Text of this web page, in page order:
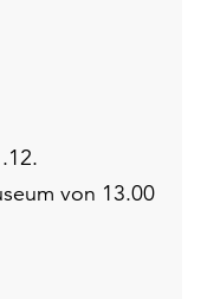
von 13.00